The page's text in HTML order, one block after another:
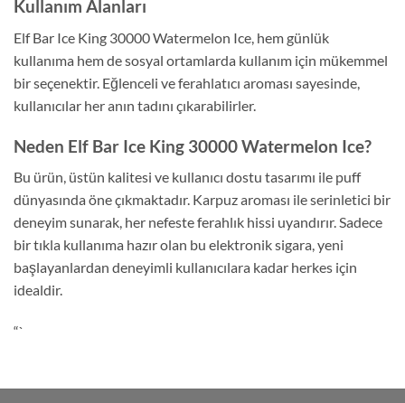
Kullanım Alanları
Elf Bar Ice King 30000 Watermelon Ice, hem günlük
kullanıma hem de sosyal ortamlarda kullanım için mükemmel
bir seçenektir. Eğlenceli ve ferahlatıcı aroması sayesinde,
kullanıcılar her anın tadını çıkarabilirler.
Neden Elf Bar Ice King 30000 Watermelon Ice?
Bu ürün, üstün kalitesi ve kullanıcı dostu tasarımı ile puff
dünyasında öne çıkmaktadır. Karpuz aroması ile serinletici bir
deneyim sunarak, her nefeste ferahlık hissi uyandırır. Sadece
bir tıkla kullanıma hazır olan bu elektronik sigara, yeni
başlayanlardan deneyimli kullanıcılara kadar herkes için
idealdir.
“`